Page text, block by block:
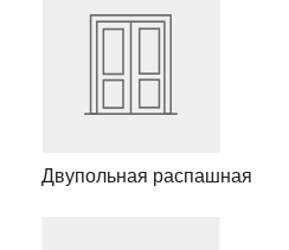
Двупольная распашная